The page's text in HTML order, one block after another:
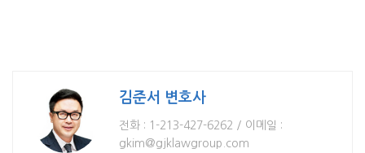
김준서 변호사
전화 : 1-213-427-6262 / 이메일 :
gkim@gjklawgroup.com